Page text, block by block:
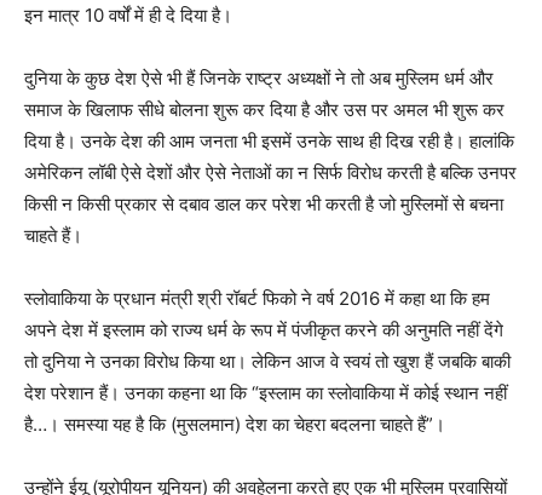
इन मात्र 10 वर्षों में ही दे दिया है।
दुनिया के कुछ देश ऐसे भी हैं जिनके राष्ट्र अध्यक्षों ने तो अब मुस्लिम धर्म और
समाज के खिलाफ सीधे बोलना शुरू कर दिया है और उस पर अमल भी शुरू कर
दिया है। उनके देश की आम जनता भी इसमें उनके साथ ही दिख रही है। हालांकि
अमेरिकन लॉबी ऐसे देशों और ऐसे नेताओं का न सिर्फ विरोध करती है बल्कि उनपर
किसी न किसी प्रकार से दबाव डाल कर परेश भी करती है जो मुस्लिमों से बचना
चाहते हैं।
स्लोवाकिया के प्रधान मंत्री श्री रॉबर्ट फिको ने वर्ष 2016 में कहा था कि हम
अपने देश में इस्लाम को राज्य धर्म के रूप में पंजीकृत करने की अनुमति नहीं देंगे
तो दुनिया ने उनका विरोध किया था। लेकिन आज वे स्वयं तो खुश हैं जबकि बाकी
देश परेशान हैं। उनका कहना था कि “इस्लाम का स्लोवाकिया में कोई स्थान नहीं
है…। समस्या यह है कि (मुसलमान) देश का चेहरा बदलना चाहते हैं”।
उन्होंने ईयू (यूरोपीयन यूनियन) की अवहेलना करते हुए एक भी मुस्लिम प्रवासियों